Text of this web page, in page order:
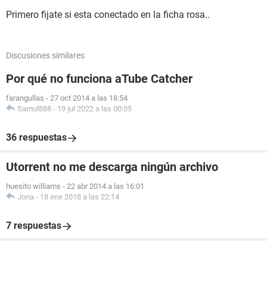
Primero fijate si esta conectado en la ficha rosa..
Discusiones similares
Por qué no funciona aTube Catcher
farangullas - 27 oct 2014 a las 18:54
Samul888 - 19 jul 2022 a las 00:05
36 respuestas
Utorrent no me descarga ningún archivo
huesito williams - 22 abr 2014 a las 16:01
Jona - 18 ene 2018 a las 22:14
7 respuestas